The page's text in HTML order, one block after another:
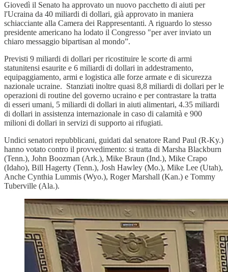
Giovedì il Senato ha approvato un nuovo pacchetto di aiuti per
l'Ucraina da 40 miliardi di dollari, già approvato in maniera
schiacciante alla Camera dei Rappresentanti. A riguardo lo stesso
presidente americano ha lodato il Congresso "per aver inviato un
chiaro messaggio bipartisan al mondo”.
Previsti 9 miliardi di dollari per ricostituire le scorte di armi
statunitensi esaurite e 6 miliardi di dollari in addestramento,
equipaggiamento, armi e logistica alle forze armate e di sicurezza
nazionale ucraine. Stanziati inoltre quasi 8,8 miliardi di dollari per le
operazioni di routine del governo ucraino e per contrastare la tratta
di esseri umani, 5 miliardi di dollari in aiuti alimentari, 4.35 miliardi
di dollari in assistenza internazionale in caso di calamità e 900
milioni di dollari in servizi di supporto ai rifugiati.
Undici senatori repubblicani, guidati dal senatore Rand Paul (R-Ky.)
hanno votato contro il provvedimento: si tratta di Marsha Blackburn
(Tenn.), John Boozman (Ark.), Mike Braun (Ind.), Mike Crapo
(Idaho), Bill Hagerty (Tenn.), Josh Hawley (Mo.), Mike Lee (Utah),
Anche Cynthia Lummis (Wyo.), Roger Marshall (Kan.) e Tommy
Tuberville (Ala.).